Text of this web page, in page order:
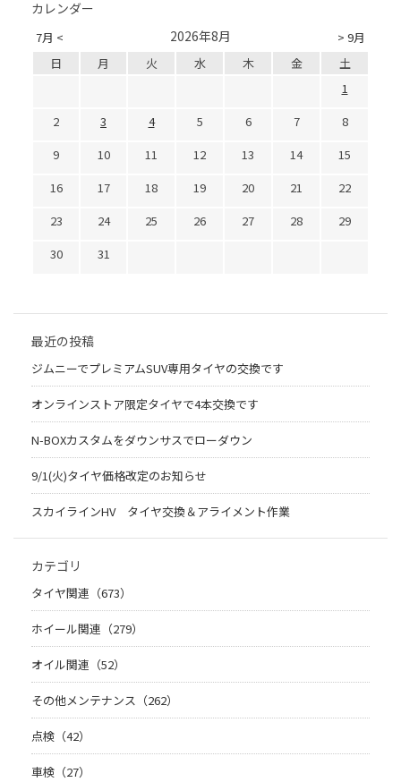
カレンダー
7月 < > 9月
2026年8月
日 月 火 水 木 金
土
1
2
3 4 5 6 7
8
9
10 11 12 13 14
15
16
17 18 19 20 21
22
23
24 25 26 27 28
29
30
31
最近の投稿
ジムニーでプレミアムSUV専用タイヤの交換です
オンラインストア限定タイヤで4本交換です
N-BOXカスタムをダウンサスでローダウン
9/1(火)タイヤ価格改定のお知らせ
スカイラインHV タイヤ交換＆アライメント作業
カテゴリ
タイヤ関連（673）
ホイール関連（279）
オイル関連（52）
その他メンテナンス（262）
点検（42）
車検（27）